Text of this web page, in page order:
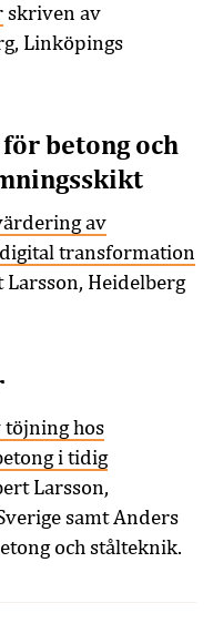
skriven av
Linköpings
betong och
av
transformation
Heidelberg
töjning hos
i tidig
Larsson,
samt Anders
och stålteknik.